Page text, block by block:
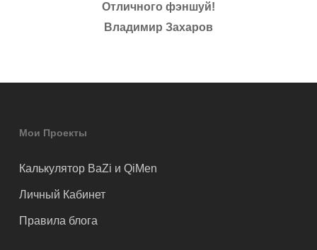
Отличного фэншуй!
Владимир Захаров
Мои Проекты
Калькулятор BaZi и QiMen
Личный Кабинет
Правила блога